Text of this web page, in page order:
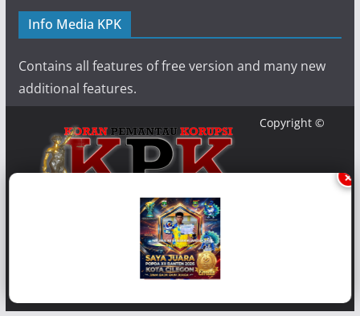
Info Media KPK
Contains all features of free version and many new
additional features.
Copyright ©
}. Powered by {Media KPK} and {
×